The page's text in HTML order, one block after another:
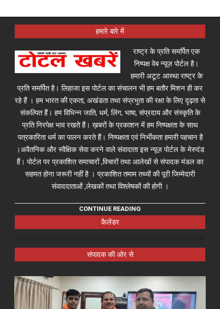
हमारे बारे में
राष्ट्र के प्रति समर्पित एक
निष्पक्ष वेब न्यूज़ पोर्टल है।
हमारी अटूट आस्था राष्ट्र के
प्रति समर्पित है। लिहाजा इस पोर्टल का संचालन भी हम बतौर मिशन ही कर
रहे हैं । हम भारत की एकता, अखंडता तथा संप्रभुता की रक्षा के लिए दृढ़ता से
संकल्पित हैं। हम विभिन्न जाति, धर्म, लिंग, भाषा, संप्रदाय और संस्कृति के
प्रति निरपेक्ष भाव रखते हैं। ख़बरों के प्रकाशन में हम निष्पक्षता के साथ
पत्रकारिता धर्म का पालन करते हैं। निष्पक्षता एवं निर्भीकता हमारी पहचान है
।अवैतनिक और स्वैक्षिक सेवा करने वाले संवादाता इस न्यूज़ पोर्टल के मेरुदंड
हैं। पोर्टल पर प्रकाशित समाचारों ,विचारों तथा आलेखों से संपादक मंडल का
सहमत होना जरूरी नहीं है । प्रकाशित तमाम तथ्यों की पूरी जिम्मेदारी
संवाददाताओं ,लेखकों तथा विश्लेषकों की होगी ।
CONTINUE READING
कैलेंडर
संपादक की ओर से